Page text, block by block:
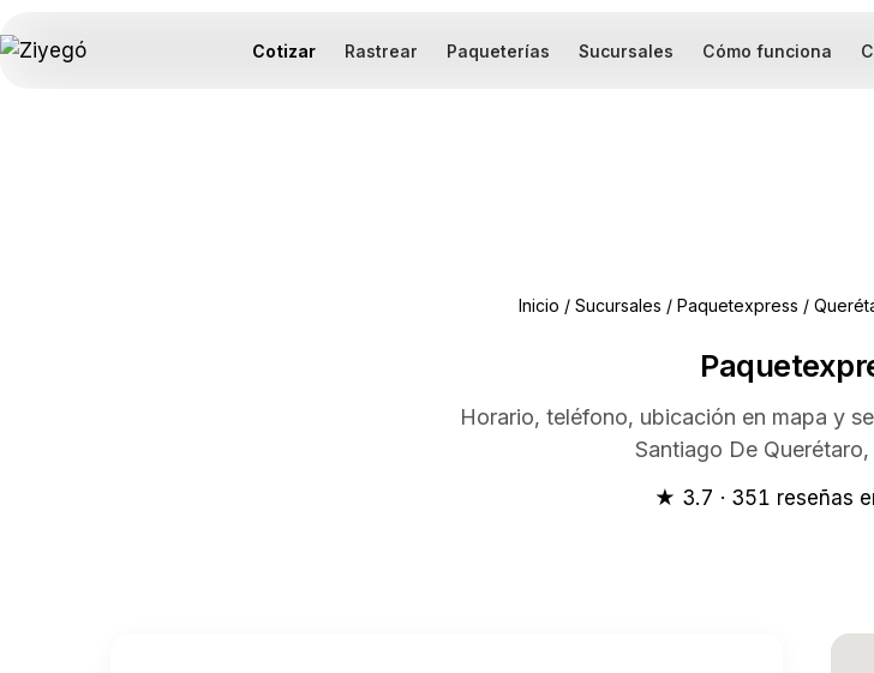
Cotizar Rastrear Paqueterías Sucursales Cómo funciona
Inicio / Sucursales / Paquetexpress /
Horario, teléfono, ubicación en mapa y
Santiago De Querétaro,
★ 3.7 · 351 reseñas